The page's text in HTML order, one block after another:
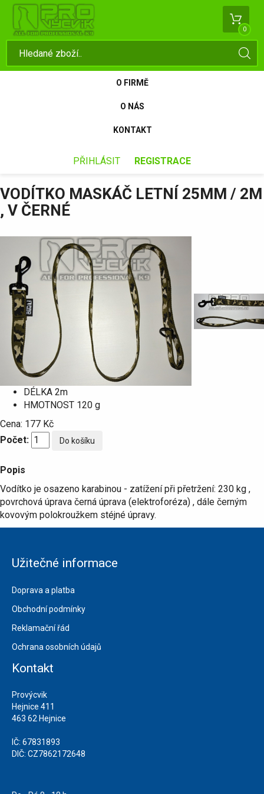
0
O FIRMĚ
O NÁS
KONTAKT
PŘIHLÁSIT REGISTRACE
VODÍTKO MASKÁČ LETNÍ 25MM / 2M
, V ČERNÉ
DÉLKA 2m
HMOTNOST 120 g
Cena: 177 Kč
Počet:
Popis
Vodítko je osazeno karabinou - zatížení při přetržení: 230 kg ,
povrchová úprava černá úprava (elektroforéza) , dále černým
kovovým polokroužkem stéjné úpravy.
Užitečné informace
Doprava a platba
Obchodní podmínky
Reklamační řád
Ochrana osobních údajů
Kontakt
Provýcvik
Hejnice 411
463 62 Hejnice
IČ: 67831893
DIČ: CZ7862172648